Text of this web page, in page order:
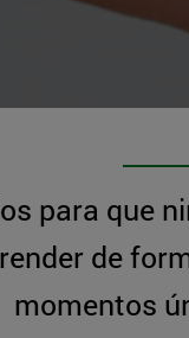
para que
de
momentos